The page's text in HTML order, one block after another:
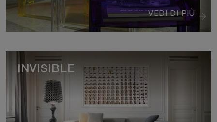
VEDI DI PIÙ
INVISIBLE